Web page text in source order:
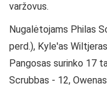
varžovus.
Nugalėtojams Philas
perd.), Kyle'as
Pangosas surinko 17
Scrubbas - 12,